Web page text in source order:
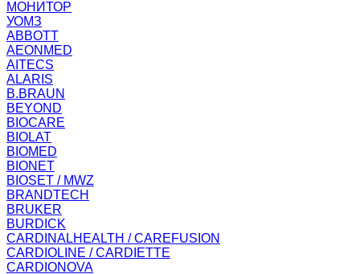
МОНИТОР
УОМЗ
ABBOTT
AEONMED
AITECS
ALARIS
B.BRAUN
BEYOND
BIOCARE
BIOLAT
BIOMED
BIONET
BIOSET / MWZ
BRANDTECH
BRUKER
BURDICK
CARDINALHEALTH / CAREFUSION
CARDIOLINE / CARDIETTE
CARDIONOVA